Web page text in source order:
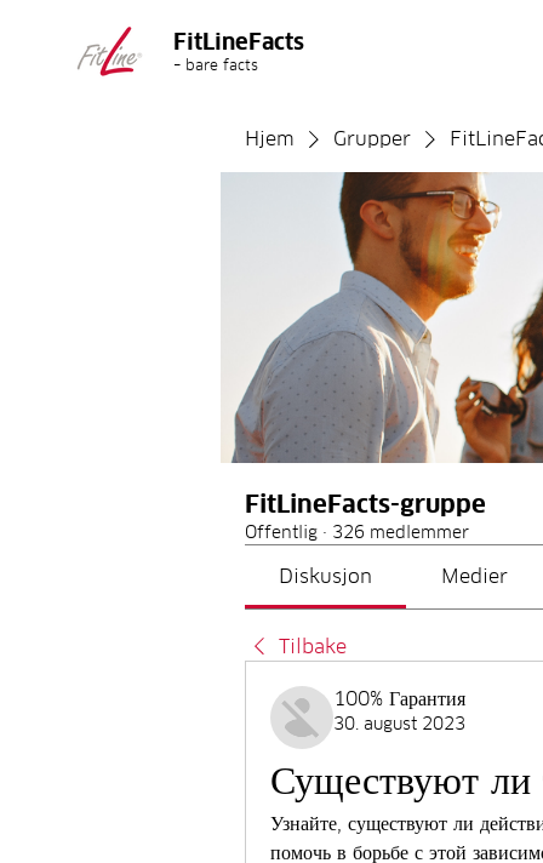
FitLineFacts
– bare facts
Hjem Grupper
FitLineFacts-gruppe
Offentlig · 326 medlemmer
Diskusjon Medier
Tilbake
100% Гарантия
30. august 2023
Существуют ли
Узнайте, существуют ли
помочь в борьбе с этой